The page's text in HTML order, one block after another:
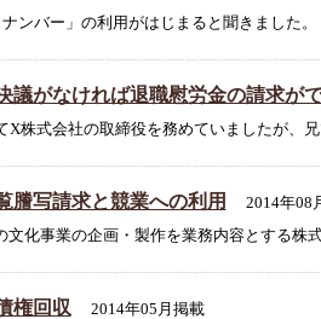
ンバー」の利用がはじまると聞きました
議がなければ退職慰労金の請求が
株式会社の取締役を務めていましたが、
謄写請求と競業への利用 2014年08
化事業の企画・製作を業務内容とする株
権回収 2014年05月掲載